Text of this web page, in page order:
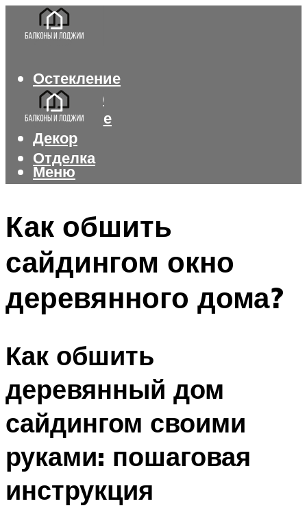
Остекление
Интерьер
Утепление
Декор
Отделка
Меню
Как обшить
сайдингом окно
деревянного дома?
Как обшить
деревянный дом
сайдингом своими
руками: пошаговая
инструкция